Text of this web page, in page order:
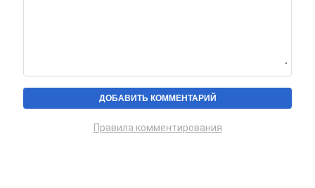
Правила комментирования